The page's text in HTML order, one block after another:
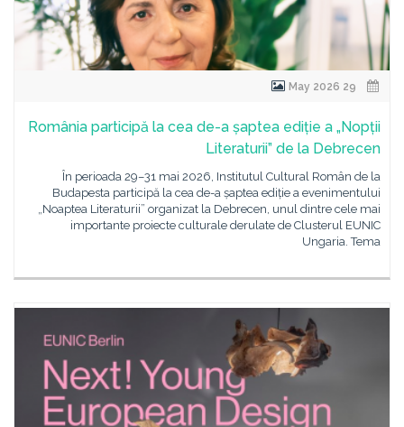
România participă la cea de-a șaptea ediție a „Nopții
Literaturii” de la Debrecen
În perioada 29–31 mai 2026, Institutul Cultural Român de la
Budapesta participă la cea de-a șaptea ediție a evenimentului
„Noaptea Literaturii” organizat la Debrecen, unul dintre cele mai
importante proiecte culturale derulate de Clusterul EUNIC
Ungaria. Tema